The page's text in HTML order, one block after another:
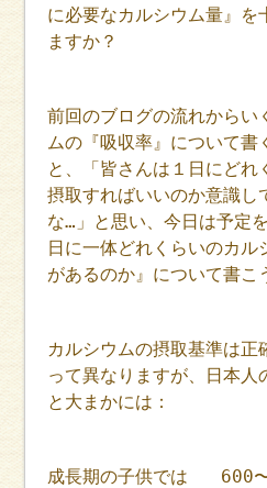
に必要なカルシウム量』を
ますか？
前回のブログの流れからい
ムの『吸収率』について書
と、「皆さんは１日にどれ
摂取すればいいのか意識し
な…」と思い、今日は予定
日に一体どれくらいのカル
があるのか』について書こ
カルシウムの摂取基準は正
って異なりますが、日本人
と大まかには：
成長期の子供では 600